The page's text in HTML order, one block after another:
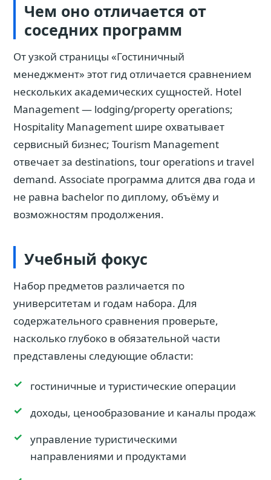
Чем оно отличается от
соседних программ
От узкой страницы «Гостиничный
менеджмент» этот гид отличается сравнением
нескольких академических сущностей. Hotel
Management — lodging/property operations;
Hospitality Management шире охватывает
сервисный бизнес; Tourism Management
отвечает за destinations, tour operations и travel
demand. Associate программа длится два года и
не равна bachelor по диплому, объёму и
возможностям продолжения.
Учебный фокус
Набор предметов различается по
университетам и годам набора. Для
содержательного сравнения проверьте,
насколько глубоко в обязательной части
представлены следующие области:
гостиничные и туристические операции
доходы, ценообразование и каналы продаж
управление туристическими
направлениями и продуктами